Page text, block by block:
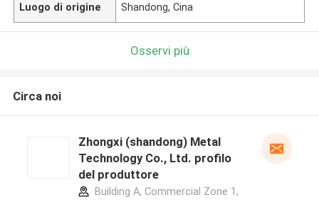
Luogo di origine Shandong, Cina
Osservi più
Circa noi
Zhongxi (shandong) Metal
Technology Co., Ltd. profilo
del produttore
Building A, Commercial Zone 1,